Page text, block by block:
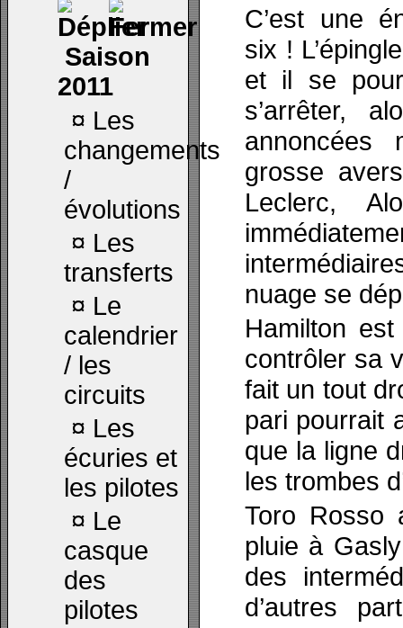
Saison
2011
¤ Les
changements
/
évolutions
¤ Les
transferts
¤ Le
calendrier
/ les
circuits
¤ Les
écuries et
les pilotes
¤ Le
casque
des
pilotes
C’est une
six !
et il se
s’arrêter,
annoncées
grosse
Leclerc,
nuage se
Hamilton
contrôler sa
fait un tout
pari pourrait
que la ligne
les trombes
Toro Rosso
pluie à
des
d’autres